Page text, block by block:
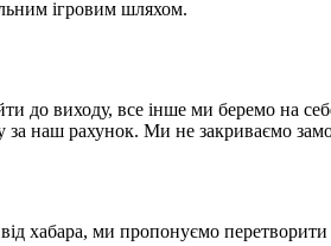
ігровим шляхом.
виходу, все інше ми беремо на
наш рахунок. Ми не закриваємо
хабара, ми пропонуємо